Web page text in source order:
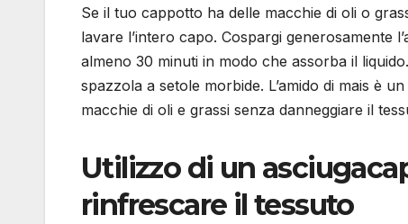
Se il tuo cappotto ha delle macchie di oli o
lavare l’intero capo. Cospargi generosamente
almeno 30 minuti in modo che assorba il
spazzola a setole morbide. L’amido di mais è
macchie di oli e grassi senza danneggiare il
Utilizzo di un
rinfrescare il tessuto